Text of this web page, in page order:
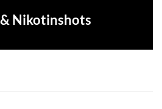
Nikotinshots